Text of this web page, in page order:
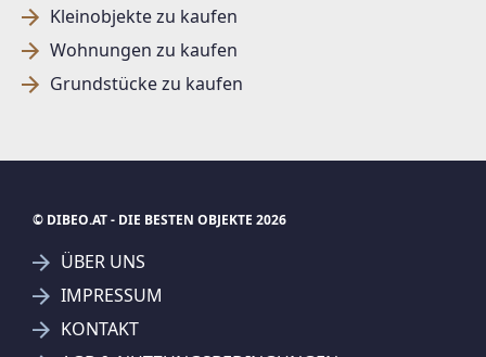
Kleinobjekte zu kaufen
Wohnungen zu kaufen
Grundstücke zu kaufen
SUCHAGENT ANLEGEN FÜR DIE
© DIBEO.AT - DIE BESTEN OBJEKTE 2026
ÜBER UNS
IMPRESSUM
KONTAKT